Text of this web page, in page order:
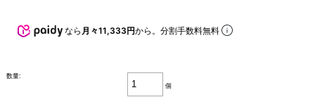
なら 月々11,333円から。分割手数料無料
数量:
個